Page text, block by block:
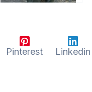
Pinterest Linkedin